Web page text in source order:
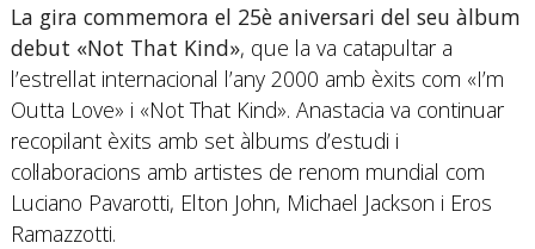
La gira commemora el 25è aniversari del seu àlbum
debut «Not That Kind», que la va catapultar a
l’estrellat internacional l’any 2000 amb èxits com «I’m
Outta Love» i «Not That Kind». Anastacia va continuar
recopilant èxits amb set àlbums d’estudi i
col·laboracions amb artistes de renom mundial com
Luciano Pavarotti, Elton John, Michael Jackson i Eros
Ramazzotti.